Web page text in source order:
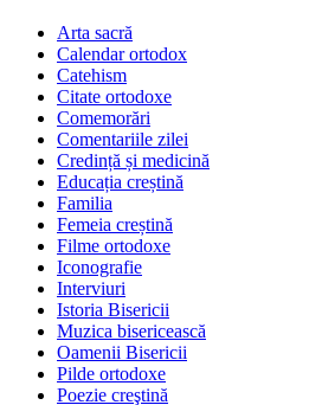
Arta sacră
Calendar ortodox
Catehism
Citate ortodoxe
Comemorări
Comentariile zilei
Credință și medicină
Educația creștină
Familia
Femeia creștină
Filme ortodoxe
Iconografie
Interviuri
Istoria Bisericii
Muzica bisericească
Oamenii Bisericii
Pilde ortodoxe
Poezie creştină